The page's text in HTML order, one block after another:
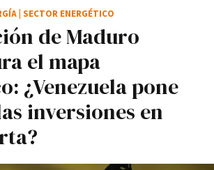
de Maduro
el mapa
¿Venezuela pone
inversiones en
SECTOR ENERGÉTICO